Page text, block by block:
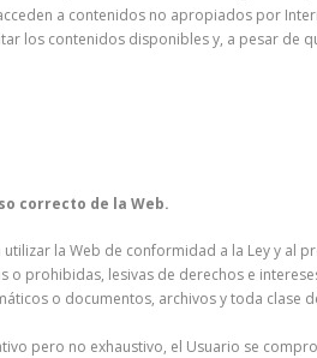
a contenidos no apropiados por
los contenidos disponibles y, a pesar de
correcto de la Web.
la Web de conformidad a la Ley y al
o prohibidas, lesivas de derechos e
o documentos, archivos y toda
pero no exhaustivo, el Usuario se